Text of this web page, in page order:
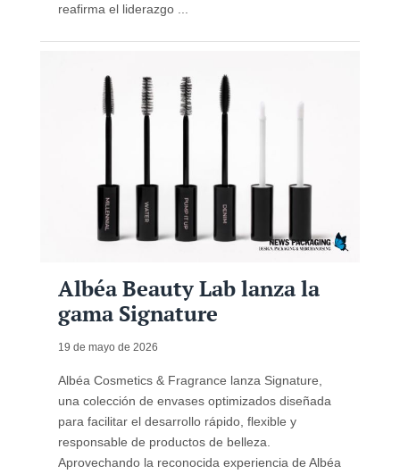
reafirma el liderazgo ...
Albéa Beauty Lab lanza la
gama Signature
19 de mayo de 2026
Albéa Cosmetics & Fragrance lanza Signature,
una colección de envases optimizados diseñada
para facilitar el desarrollo rápido, flexible y
responsable de productos de belleza.
Aprovechando la reconocida experiencia de Albéa